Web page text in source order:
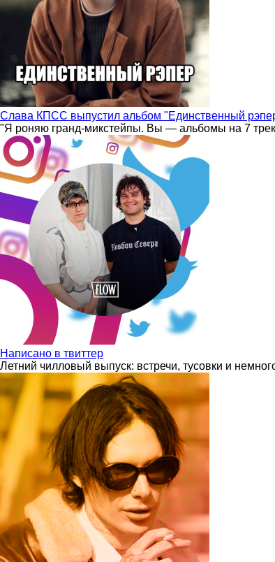
Слава КПСС выпустил альбом "Единственный
"Я роняю гранд-микстейпы. Вы — альбомы на 7
Написано в твиттер
Летний чилловый выпуск: встречи, тусовки и